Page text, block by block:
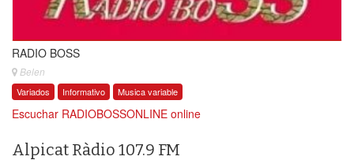
RADIO BOSS
Belen
Variados Informativo Musica variable
Escuchar RADIOBOSSONLINE online
Alpicat Ràdio 107.9 FM